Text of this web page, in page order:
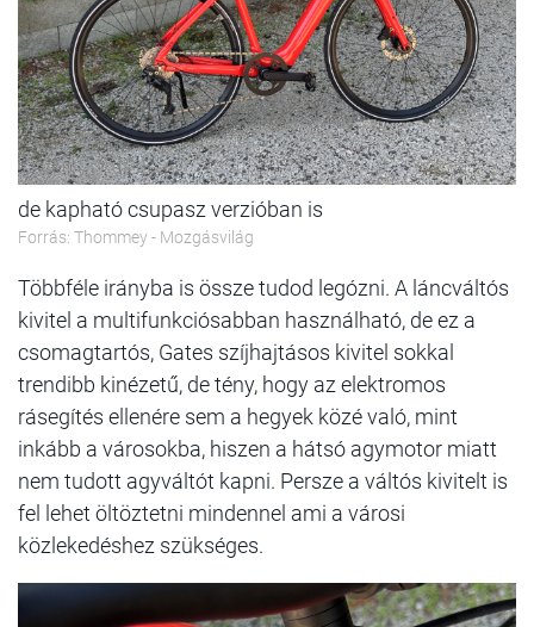
de kapható csupasz verzióban is
Forrás: Thommey - Mozgásvilág
Többféle irányba is össze tudod legózni. A láncváltós
kivitel a multifunkciósabban használható, de ez a
csomagtartós, Gates szíjhajtásos kivitel sokkal
trendibb kinézetű, de tény, hogy az elektromos
rásegítés ellenére sem a hegyek közé való, mint
inkább a városokba, hiszen a hátsó agymotor miatt
nem tudott agyváltót kapni. Persze a váltós kivitelt is
fel lehet öltöztetni mindennel ami a városi
közlekedéshez szükséges.